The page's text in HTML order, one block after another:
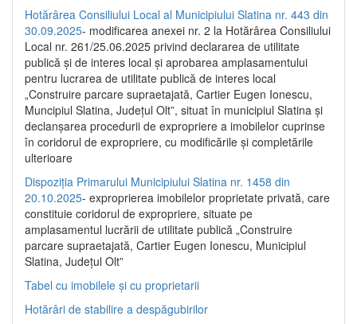
Hotărârea Consiliului Local al Municipiului Slatina nr. 443 din
30.09.2025- modificarea anexei nr. 2 la Hotărârea Consiliului
Local nr. 261/25.06.2025 privind declararea de utilitate
publică şi de interes local şi aprobarea amplasamentului
pentru lucrarea de utilitate publică de interes local
„Construire parcare supraetajată, Cartier Eugen Ionescu,
Muncipiul Slatina, Judeţul Olt”, situat în municipiul Slatina şi
declanşarea procedurii de expropriere a imobilelor cuprinse
în coridorul de expropriere, cu modificările şi completările
ulterioare
Dispoziția Primarului Municipiului Slatina nr. 1458 din
20.10.2025- exproprierea imobilelor proprietate privată, care
constituie coridorul de expropriere, situate pe
amplasamentul lucrării de utilitate publică „Construire
parcare supraetajată, Cartier Eugen Ionescu, Municipiul
Slatina, Județul Olt”
Tabel cu imobilele și cu proprietarii
Hotărâri de stabilire a despăgubirilor